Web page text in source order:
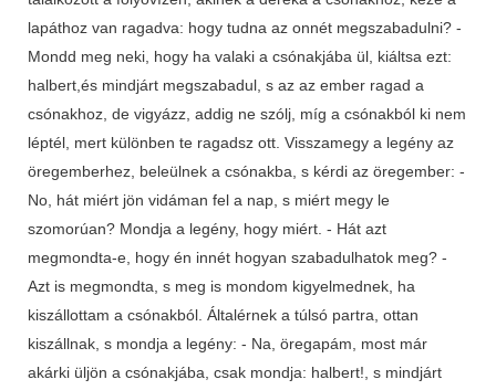
lapáthoz van ragadva: hogy tudna az onnét megszabadulni? -
Mondd meg neki, hogy ha valaki a csónakjába ül, kiáltsa ezt:
halbert,és mindjárt megszabadul, s az az ember ragad a
csónakhoz, de vigyázz, addig ne szólj, míg a csónakból ki nem
léptél, mert különben te ragadsz ott. Visszamegy a legény az
öregemberhez, beleülnek a csónakba, s kérdi az öregember: -
No, hát miért jön vidáman fel a nap, s miért megy le
szomorúan? Mondja a legény, hogy miért. - Hát azt
megmondta-e, hogy én innét hogyan szabadulhatok meg? -
Azt is megmondta, s meg is mondom kigyelmednek, ha
kiszállottam a csónakból. Általérnek a túlsó partra, ottan
kiszállnak, s mondja a legény: - Na, öregapám, most már
akárki üljön a csónakjába, csak mondja: halbert!, s mindjárt